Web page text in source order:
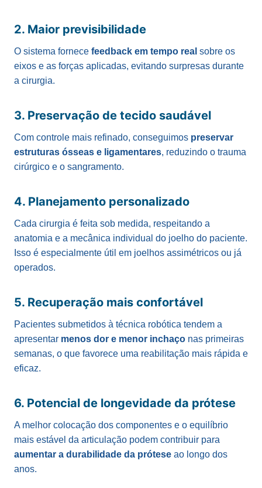
2. Maior previsibilidade
O sistema fornece feedback em tempo real sobre os
eixos e as forças aplicadas, evitando surpresas durante
a cirurgia.
3. Preservação de tecido saudável
Com controle mais refinado, conseguimos preservar
estruturas ósseas e ligamentares, reduzindo o trauma
cirúrgico e o sangramento.
4. Planejamento personalizado
Cada cirurgia é feita sob medida, respeitando a
anatomia e a mecânica individual do joelho do paciente.
Isso é especialmente útil em joelhos assimétricos ou já
operados.
5. Recuperação mais confortável
Pacientes submetidos à técnica robótica tendem a
apresentar menos dor e menor inchaço nas primeiras
semanas, o que favorece uma reabilitação mais rápida e
eficaz.
6. Potencial de longevidade da prótese
A melhor colocação dos componentes e o equilíbrio
mais estável da articulação podem contribuir para
aumentar a durabilidade da prótese ao longo dos
anos.